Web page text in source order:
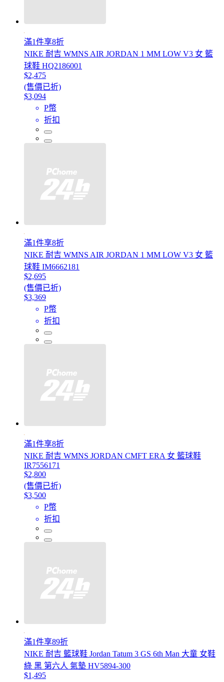
滿1件享8折
NIKE 耐吉 WMNS AIR JORDAN 1 MM LOW V3 女 籃
球鞋 HQ2186001
$2,475
(售價已折)
$3,094
P幣
折扣
滿1件享8折
NIKE 耐吉 WMNS AIR JORDAN 1 MM LOW V3 女 籃
球鞋 IM6662181
$2,695
(售價已折)
$3,369
P幣
折扣
滿1件享8折
NIKE 耐吉 WMNS JORDAN CMFT ERA 女 籃球鞋
IR7556171
$2,800
(售價已折)
$3,500
P幣
折扣
滿1件享89折
NIKE 耐吉 籃球鞋 Jordan Tatum 3 GS 6th Man 大童 女鞋
綠 黑 第六人 氣墊 HV5894-300
$1,495